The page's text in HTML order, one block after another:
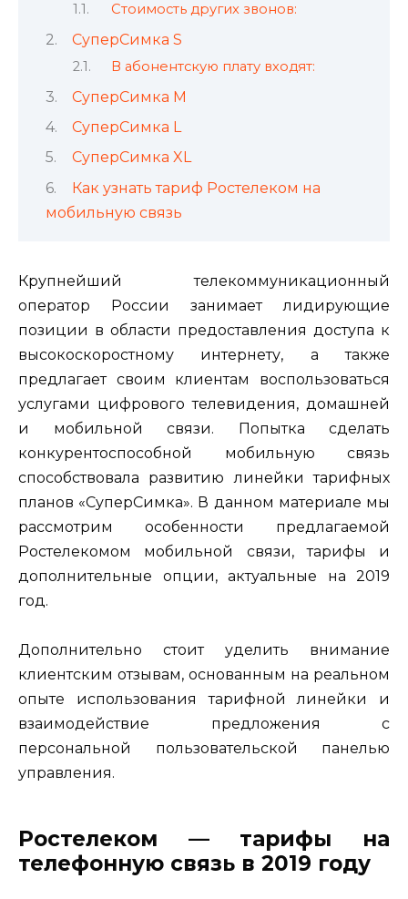
Стоимость других звонов:
СуперСимка S
В абонентскую плату входят:
СуперСимка M
СуперСимка L
СуперСимка XL
Как узнать тариф Ростелеком на
мобильную связь
Крупнейший телекоммуникационный
оператор России занимает лидирующие
позиции в области предоставления доступа к
высокоскоростному интернету, а также
предлагает своим клиентам воспользоваться
услугами цифрового телевидения, домашней
и мобильной связи. Попытка сделать
конкурентоспособной мобильную связь
способствовала развитию линейки тарифных
планов «СуперСимка». В данном материале мы
рассмотрим особенности предлагаемой
Ростелекомом мобильной связи, тарифы и
дополнительные опции, актуальные на 2019
год.
Дополнительно стоит уделить внимание
клиентским отзывам, основанным на реальном
опыте использования тарифной линейки и
взаимодействие предложения с
персональной пользовательской панелью
управления.
Ростелеком — тарифы на
телефонную связь в 2019 году